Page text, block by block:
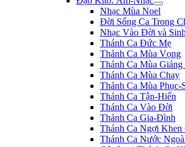
Nhạc Mùa Noel
Đời Sống Ca Trong
Nhạc Vào Đời và
Thánh Ca Đức Mẹ
Thánh Ca Mùa Vọng
Thánh Ca Mùa Giáng
Thánh Ca Mùa Chay
Thánh Ca Mùa Phục-
Thánh Ca Tận-Hiến
Thánh Ca Vào Đời
Thánh Ca Gia-Đình
Thánh Ca Ngợi Khen
Thánh Ca Nước